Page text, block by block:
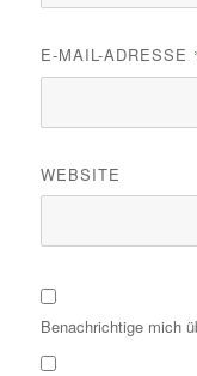
E-MAIL-ADRESSE
WEBSITE
Benachrichtige mich